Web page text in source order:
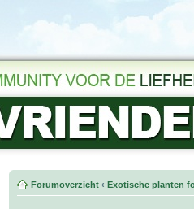
Forumoverzicht ‹ Exotische planten